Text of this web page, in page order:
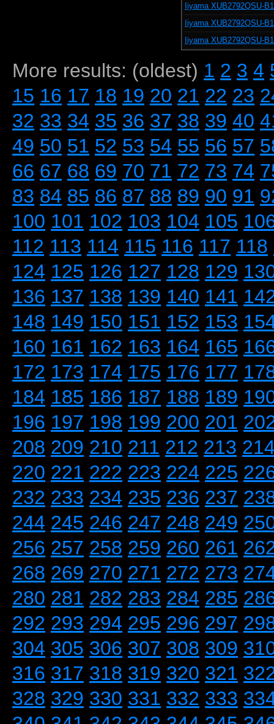
Iiyama XUB2792QSU-B1
Iiyama XUB2792QSU-B1
Iiyama XUB2792QSU-B1
More results: (oldest) 1 2 3 4
15 16 17 18 19 20 21 22 23
32 33 34 35 36 37 38 39 40
49 50 51 52 53 54 55 56 57
66 67 68 69 70 71 72 73 74
83 84 85 86 87 88 89 90 91
100 101 102 103 104 105
112 113 114 115 116 117 118
124 125 126 127 128 129
136 137 138 139 140 141
148 149 150 151 152 153
160 161 162 163 164 165
172 173 174 175 176 177
184 185 186 187 188 189
196 197 198 199 200 201
208 209 210 211 212 213
220 221 222 223 224 225
232 233 234 235 236 237
244 245 246 247 248 249
256 257 258 259 260 261
268 269 270 271 272 273
280 281 282 283 284 285
292 293 294 295 296 297
304 305 306 307 308 309
316 317 318 319 320 321
328 329 330 331 332 333